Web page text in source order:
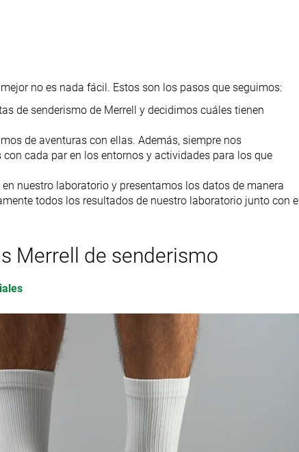
no es nada fácil. Estos son los pasos que seguimos:
de senderismo de Merrell y decidimos cuáles tienen
de aventuras con ellas. Además, siempre nos
cada par en los entornos y actividades para los que
nuestro laboratorio y presentamos los datos de manera
todos los resultados de nuestro laboratorio junto con el
Merrell de senderismo